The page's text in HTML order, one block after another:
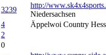
3239
http://
Niedersachsen
4 Äppelwoi Country
2
0